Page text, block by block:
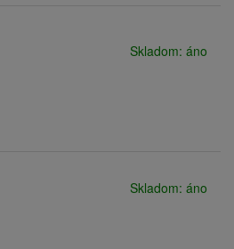
Skladom: áno
Skladom: áno